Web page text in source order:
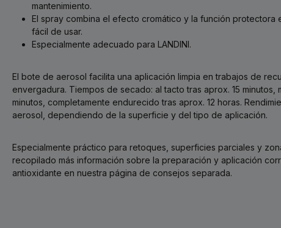
mantenimiento.
El spray combina el efecto cromático y la función protectora
fácil de usar.
Especialmente adecuado para LANDINI.
El bote de aerosol facilita una aplicación limpia en trabajos de
envergadura. Tiempos de secado: al tacto tras aprox. 15 minutos,
minutos, completamente endurecido tras aprox. 12 horas.
aerosol, dependiendo de la superficie y del tipo de aplicación.
Especialmente práctico para retoques, superficies parciales y
recopilado más información sobre la preparación y aplicación
antioxidante en nuestra página de consejos separada.